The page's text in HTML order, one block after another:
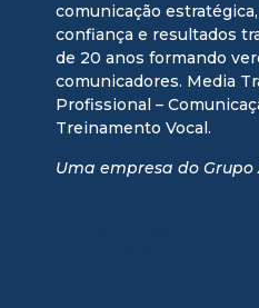
comunicação
confiança e resultados
de 20 anos formando
comunicadores. Media
Profissional –
Treinamento Vocal.
Uma empresa do Grupo